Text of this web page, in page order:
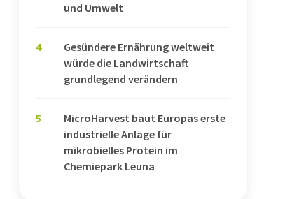
und Umwelt
4
Gesündere Ernährung weltweit
würde die Landwirtschaft
grundlegend verändern
5
MicroHarvest baut Europas erste
industrielle Anlage für
mikrobielles Protein im
Chemiepark Leuna